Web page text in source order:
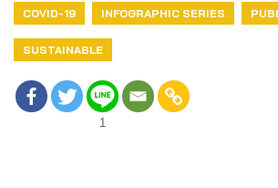
COVID-19 INFOGRAPHIC SERIES
SUSTAINABLE
1